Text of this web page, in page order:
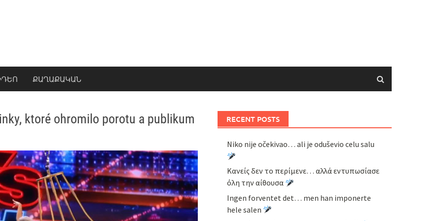
ՔԱՂԱՔԱԿԱՆ
ktoré ohromilo porotu a publikum RECENT POSTS
Niko nije očekivao… ali je oduševio celu salu
Κανείς δεν το περίμενε… αλλά εντυπωσίασε
όλη την αίθουσα
Ingen forventet det… men han imponerte
hele salen